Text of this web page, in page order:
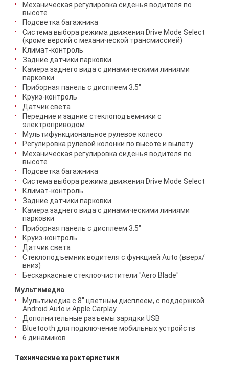
Механическая регулировка сиденья водителя по
высоте
Подсветка багажника
Система выбора режима движения Drive Mode Select
(кроме версий с механической трансмиссией)
Климат-контроль
Задние датчики парковки
Камера заднего вида с динамическими линиями
парковки
Приборная панель с дисплеем 3.5"
Круиз-контроль
Датчик света
Передние и задние стеклоподъемники с
электроприводом
Мультифункциональное рулевое колесо
Регулировка рулевой колонки по высоте и вылету
Механическая регулировка сиденья водителя по
высоте
Подсветка багажника
Система выбора режима движения Drive Mode Select
Климат-контроль
Задние датчики парковки
Камера заднего вида с динамическими линиями
парковки
Приборная панель с дисплеем 3.5"
Круиз-контроль
Датчик света
Стеклоподъемник водителя с функцией Auto (вверх/
вниз)
Бескаркасные стеклоочистители "Aero Blade"
Мультимедиа
Мультимедиа с 8" цветным дисплеем, с поддержкой
Android Auto и Apple Carplay
Дополнительные разъемы зарядки USB
Bluetooth для подключение мобильных устройств
6 динамиков
Технические характеристики